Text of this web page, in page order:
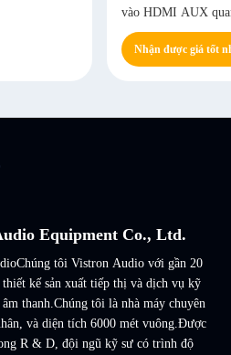
vào HDMI AUX
Nhận được giá tốt
Equipment Co., Ltd.
tôi Vistron Audio với gần 20
kế sản xuất tiếp thị và dịch vụ kỹ
thanh.Chúng tôi là nhà máy chuyên
và diện tích 6000 mét vuông.Được
R & D, đội ngũ kỹ sư có trình độ